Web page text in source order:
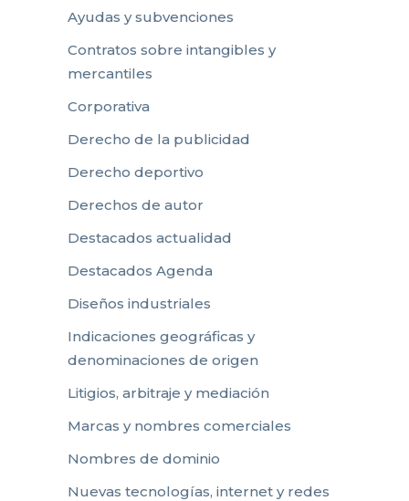
Ayudas y subvenciones
Contratos sobre intangibles y
mercantiles
Corporativa
Derecho de la publicidad
Derecho deportivo
Derechos de autor
Destacados actualidad
Destacados Agenda
Diseños industriales
Indicaciones geográficas y
denominaciones de origen
Litigios, arbitraje y mediación
Marcas y nombres comerciales
Nombres de dominio
Nuevas tecnologías, internet y redes